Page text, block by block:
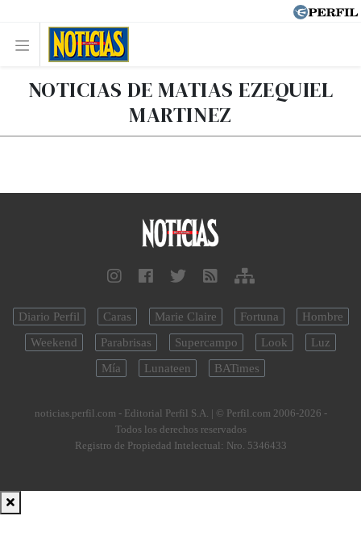
NOTICIAS DE MATIAS EZEQUIEL
MARTINEZ
Diario Perfil Caras Marie Claire Fortuna
Hombre
Weekend
Parabrisas Supercampo Look
Luz
Mía
Lunateen BATimes
noticias.perfil.com - Editorial Perfil S.A. | © Perfil.com 2006-2026 -
Todos los derechos reservados
Registro de Propiedad Intelectual: Nro. 5346433